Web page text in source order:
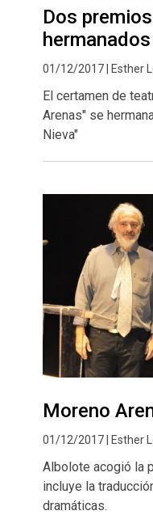
Dos
hermanados
01/12/2017 | Esther
El certamen de
Arenas" se
Nieva"
Moreno
01/12/2017 | Esther
Albolote acogió la
incluye la
dramáticas.